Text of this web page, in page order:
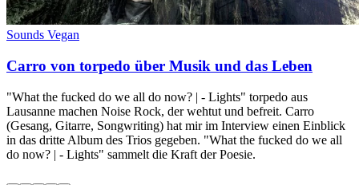
Sounds Vegan
Carro von torpedo über Musik und das Leben
"What the fucked do we all do now? | - Lights" torpedo aus
Lausanne machen Noise Rock, der wehtut und befreit. Carro
(Gesang, Gitarre, Songwriting) hat mir im Interview einen Einblick
in das dritte Album des Trios gegeben. "What the fucked do we all
do now? | - Lights" sammelt die Kraft der Poesie.